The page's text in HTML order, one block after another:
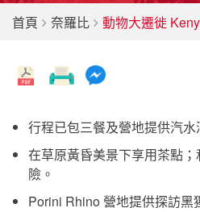
首頁 奈羅比 動物大遷徙
行程已包三餐及營地提供汽水
在草原黃昏美景下享用茶點
險。
Porini Rhino 營地提供探訪黑